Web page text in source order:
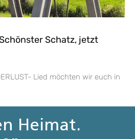
Schönster Schatz, jetzt
Lied möchten wir euch in
Heimat.